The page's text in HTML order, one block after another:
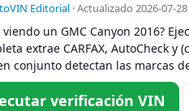
Editorial ·Actualizado 2026-07-28
viendo un GMC Canyon 2016?
extrae CARFAX, AutoCheck
conjunto detectan las marcas
verificación VIN